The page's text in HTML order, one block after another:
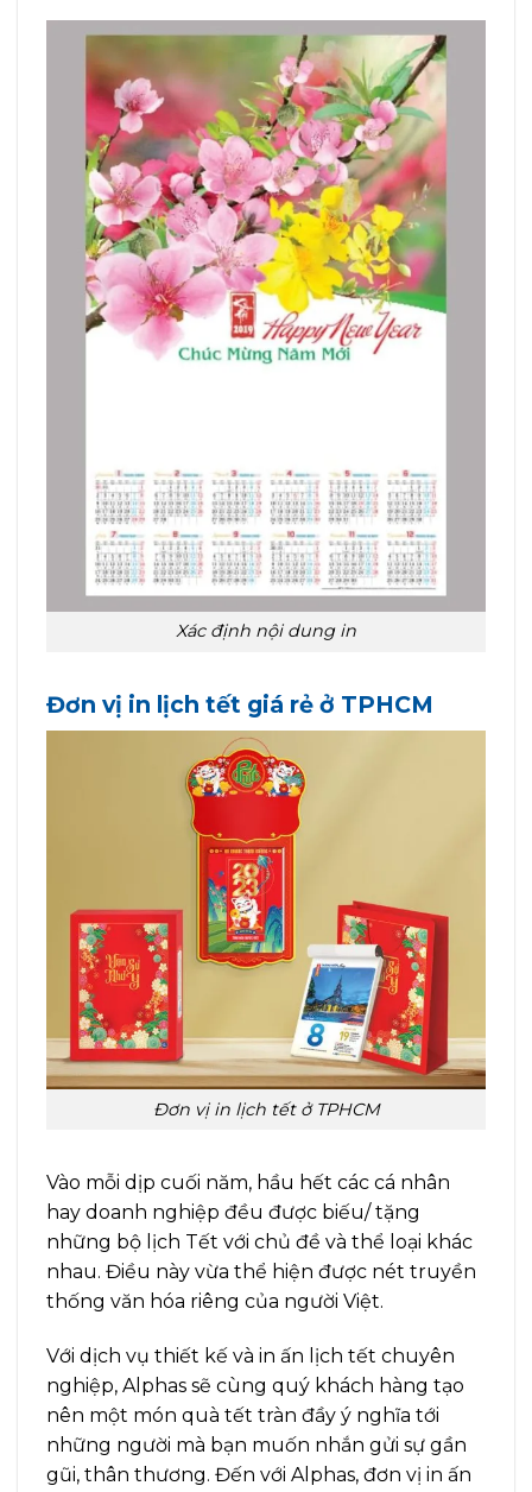
Xác định nội dung in
Đơn vị in lịch tết giá rẻ ở TPHCM
Đơn vị in lịch tết ở TPHCM
Vào mỗi dịp cuối năm, hầu hết các cá nhân
hay doanh nghiệp đều được biếu/ tặng
những bộ lịch Tết với chủ đề và thể loại khác
nhau. Điều này vừa thể hiện được nét truyền
thống văn hóa riêng của người Việt.
Với dịch vụ thiết kế và in ấn lịch tết chuyên
nghiệp, Alphas sẽ cùng quý khách hàng tạo
nên một món quà tết tràn đầy ý nghĩa tới
những người mà bạn muốn nhắn gửi sự gần
gũi, thân thương. Đến với Alphas, đơn vị in ấn